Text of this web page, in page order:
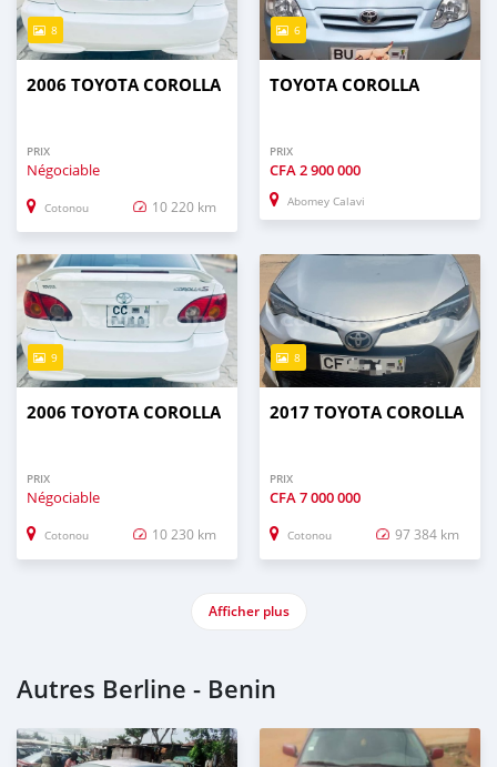
8
2006 TOYOTA COROLLA
PRIX
Négociable
Cotonou 10 220 km
6
TOYOTA COROLLA
PRIX
CFA2 900 000
Abomey Calavi
9
2006 TOYOTA COROLLA
PRIX
Négociable
Cotonou 10 230 km
8
2017 TOYOTA COROLLA
PRIX
CFA7 000 000
Cotonou 97 384 km
Afficher plus
Autres Berline - Benin